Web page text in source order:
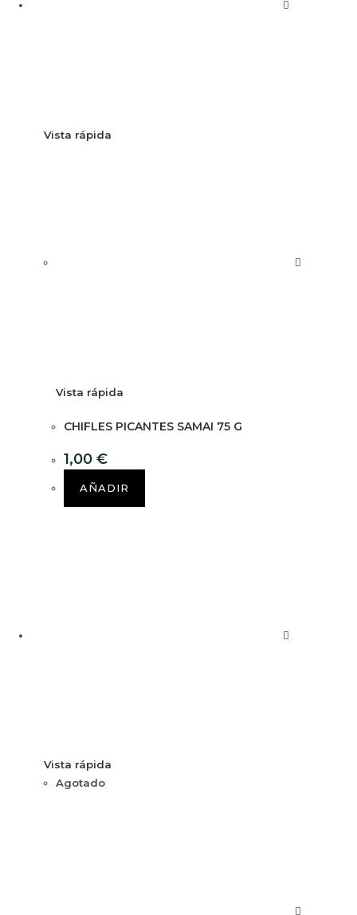
Vista rápida
Vista rápida
CHIFLES PICANTES SAMAI 75 G
1,00 €
AÑADIR
Vista rápida
Agotado